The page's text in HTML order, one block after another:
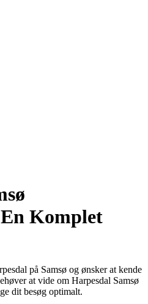
Komplet
på Samsø og ønsker at kende
at vide om Harpesdal Samsø
dit besøg optimalt.